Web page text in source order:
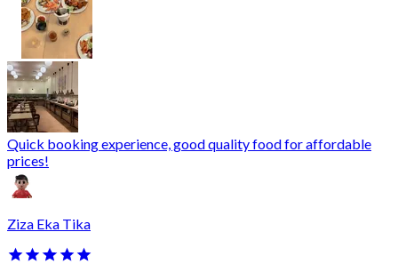
Quick booking experience, good quality food for affordable
prices!
Ziza Eka Tika